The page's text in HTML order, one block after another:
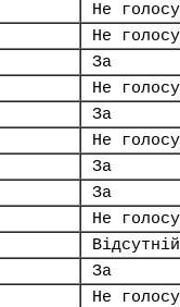
Не
Не
За
Не
За
Не
За
За
Не
Відсутній
За
Не